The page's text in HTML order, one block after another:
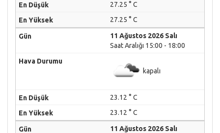
27.25 ° C
27.25 ° C
11 Ağustos 2026 Salı
Saat Aralığı 15:00 - 18:00
kapalı
23.12 ° C
23.12 ° C
11 Ağustos 2026 Salı